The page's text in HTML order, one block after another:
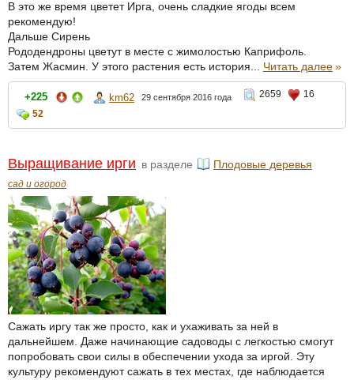
В это же время цветет Ирга, очень сладкие ягоды всем
рекомендую!
Дальше Сирень
Рододендроны цветут в месте с жимолостью Каприфоль.
Затем Жасмин. У этого растения есть история... Читать далее»
+225 km62 29 сентября 2016 года 2659
16
52
Выращивание ирги в разделе Плодовые деревья
сад и огород
Сажать иргу так же просто, как и ухаживать за ней в
дальнейшем. Даже начинающие садоводы с легкостью смогут
попробовать свои силы в обеспечении ухода за иргой. Эту
культуру рекомендуют сажать в тех местах, где наблюдается